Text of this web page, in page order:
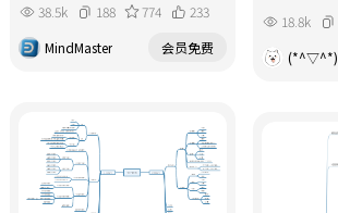
38.5k 188 774
233
MindMaster
会员免费
18.8k
(*^▽^*)